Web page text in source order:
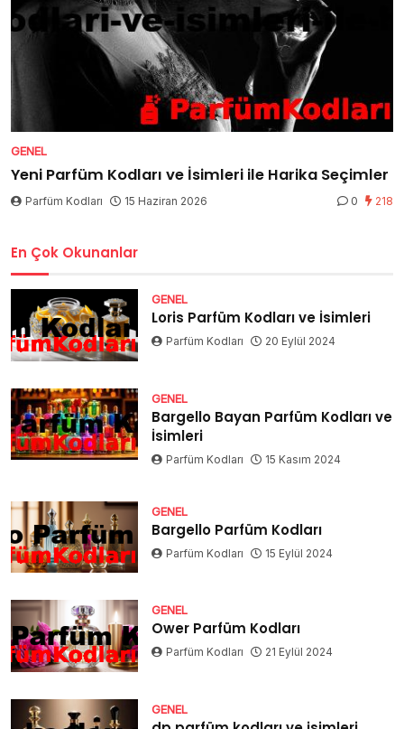
GENEL
Yeni Parfüm Kodları ve İsimleri ile Harika Seçimler
Parfüm Kodları 15 Haziran 2026 0 218
En Çok Okunanlar
GENEL
Loris Parfüm Kodları ve İsimleri
Parfüm Kodları 20 Eylül 2024
GENEL
Bargello Bayan Parfüm Kodları ve
İsimleri
Parfüm Kodları 15 Kasım 2024
GENEL
Bargello Parfüm Kodları
Parfüm Kodları 15 Eylül 2024
GENEL
Ower Parfüm Kodları
Parfüm Kodları 21 Eylül 2024
GENEL